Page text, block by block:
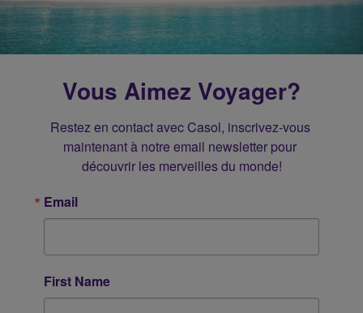
Vous Aimez Voyager?
Restez en contact avec Casol, inscrivez-vous
maintenant à notre email newsletter pour
découvrir les merveilles du monde!
Email
First Name